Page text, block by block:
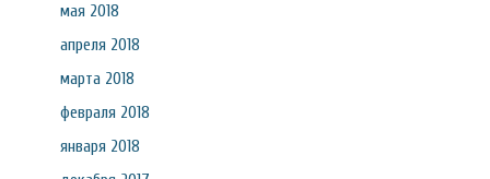
мая 2018
апреля 2018
марта 2018
февраля 2018
января 2018